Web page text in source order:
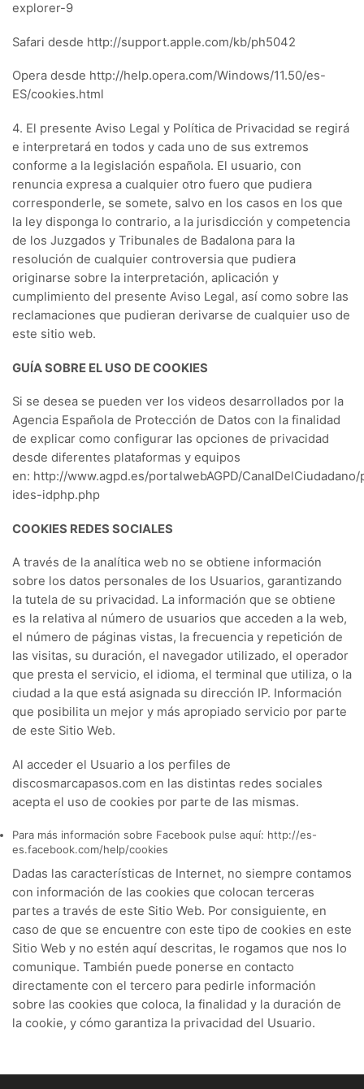
explorer-9
Safari desde http://support.apple.com/kb/ph5042
Opera desde http://help.opera.com/Windows/11.50/es-
ES/cookies.html
4. El presente Aviso Legal y Política de Privacidad se regirá
e interpretará en todos y cada uno de sus extremos
conforme a la legislación española. El usuario, con
renuncia expresa a cualquier otro fuero que pudiera
corresponderle, se somete, salvo en los casos en los que
la ley disponga lo contrario, a la jurisdicción y competencia
de los Juzgados y Tribunales de Badalona para la
resolución de cualquier controversia que pudiera
originarse sobre la interpretación, aplicación y
cumplimiento del presente Aviso Legal, así como sobre las
reclamaciones que pudieran derivarse de cualquier uso de
este sitio web.
GUÍA SOBRE EL USO DE COOKIES
Si se desea se pueden ver los videos desarrollados por la
Agencia Española de Protección de Datos con la finalidad
de explicar como configurar las opciones de privacidad
desde diferentes plataformas y equipos
en: http://www.agpd.es/portalwebAGPD/
ides-idphp.php
COOKIES REDES SOCIALES
A través de la analítica web no se obtiene información
sobre los datos personales de los Usuarios, garantizando
la tutela de su privacidad. La información que se obtiene
es la relativa al número de usuarios que acceden a la web,
el número de páginas vistas, la frecuencia y repetición de
las visitas, su duración, el navegador utilizado, el operador
que presta el servicio, el idioma, el terminal que utiliza, o la
ciudad a la que está asignada su dirección IP. Información
que posibilita un mejor y más apropiado servicio por parte
de este Sitio Web.
Al acceder el Usuario a los perfiles de
discosmarcapasos.com en las distintas redes sociales
acepta el uso de cookies por parte de las mismas.
Para más información sobre Facebook pulse aquí: http://es-
es.facebook.com/help/cookies
Dadas las características de Internet, no siempre contamos
con información de las cookies que colocan terceras
partes a través de este Sitio Web. Por consiguiente, en
caso de que se encuentre con este tipo de cookies en este
Sitio Web y no estén aquí descritas, le rogamos que nos lo
comunique. También puede ponerse en contacto
directamente con el tercero para pedirle información
sobre las cookies que coloca, la finalidad y la duración de
la cookie, y cómo garantiza la privacidad del Usuario.